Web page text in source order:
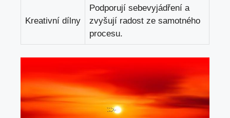
Kreativní dílny
Podporují sebevyjádření a
zvyšují radost ze samotného
procesu.